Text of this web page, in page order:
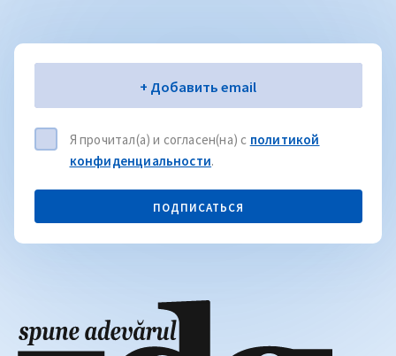
Электронная почта+ Добавить email
Я прочитал(а) и согласен(на) с политикой
конфиденциальности.
ПОДПИСАТЬСЯ